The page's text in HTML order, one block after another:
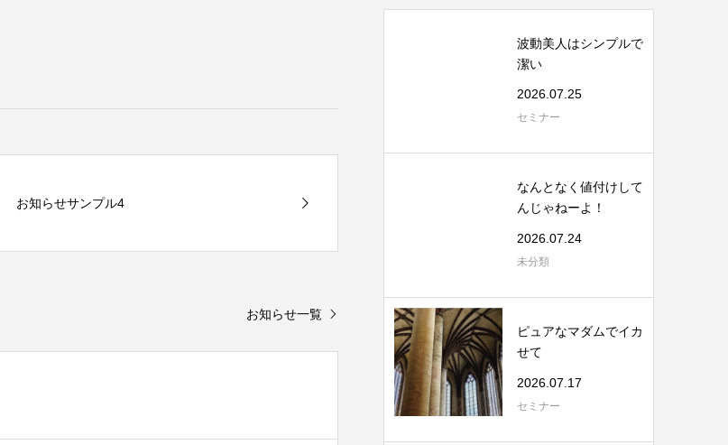
お知らせサンプル4
お知らせ一覧
波動美人はシンプルで
潔い
2026.07.25
セミナー
なんとなく値付けして
んじゃねーよ！
2026.07.24
未分類
ピュアなマダムでイカ
せて
2026.07.17
セミナー